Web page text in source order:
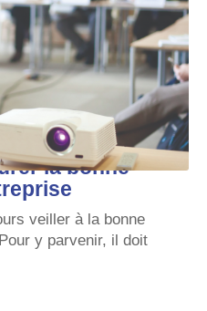
la bonne
veiller à la bonne
y parvenir, il doit